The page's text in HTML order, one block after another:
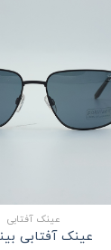
عینک آفتابی
عینک آفتابی بینا